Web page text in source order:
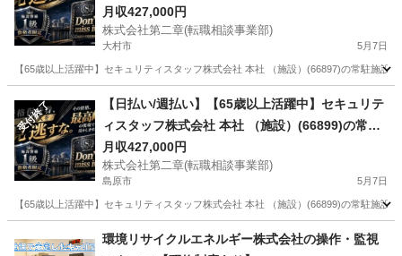
施設警備の正社員 - 大村駅 長崎県大村市(大村)常
駐施設警備
月収427,000円
株式会社第二章(転職相談事業部)
大村市 5月7日
【65歳以上活躍中】セキュリティスタッフ株式会社 本社 （施設）(66897)の常駐施
警備員 業務
受付終了
【日払い/週払い】【65歳以上活躍中】セキュリテ
ィスタッフ株式会社 本社 （施設）(66899)の常駐
施設警備の正社員 - 島原駅 長崎県島原市(島原)常
駐施設警備
月収427,000円
株式会社第二章(転職相談事業部)
島原市 5月7日
【65歳以上活躍中】セキュリティスタッフ株式会社 本社 （施設）(66899)の常駐施
警備員 業務
環境リサイクルエネルギー株式会社の操作・監視